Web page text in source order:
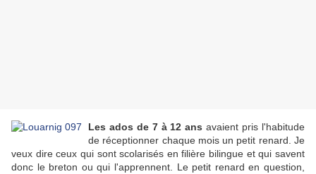
Les ados de 7 à 12 ans avaient pris l'habitude
de réceptionner chaque mois un petit renard. Je
veux dire ceux qui sont scolarisés en filière bilingue et qui savent
donc le breton ou qui l'apprennent. Le petit renard en question,